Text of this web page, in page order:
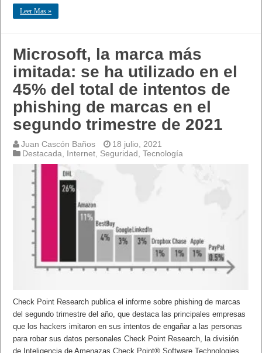
Leer Mas »
Microsoft, la marca más
imitada: se ha utilizado en el
45% del total de intentos de
phishing de marcas en el
segundo trimestre de 2021
Juan Cascón Baños
18 julio, 2021
Destacada
Internet Seguridad ,Tecnología
Check Point Research publica el informe sobre phishing de marcas
del segundo trimestre del año, que destaca las principales empresas
que los hackers imitaron en sus intentos de engañar a las personas
para robar sus datos personales Check Point Research, la división
de Inteligencia de Amenazas Check Point® Software Technologies